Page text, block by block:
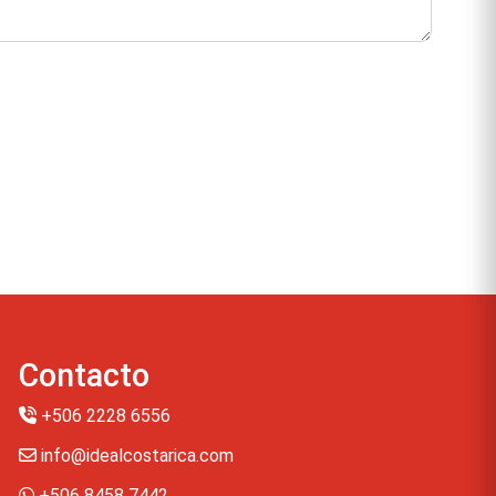
Contacto
+506 2228 6556
info@idealcostarica.com